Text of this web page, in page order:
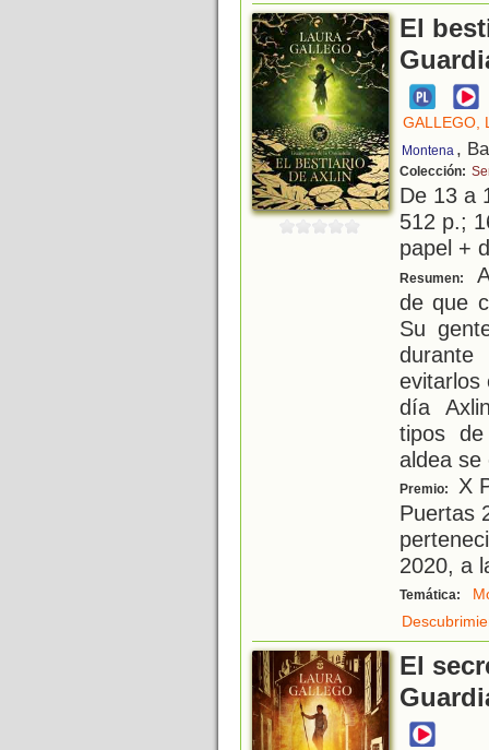
El
GALLEGO,
Montena ,
Colección:
De 13 a
512 p.;
papel +
Resumen:
de que
Su
evitarlos
día
tipos
aldea se
Premio:
X
Puertas
2020, a
Temática:
El